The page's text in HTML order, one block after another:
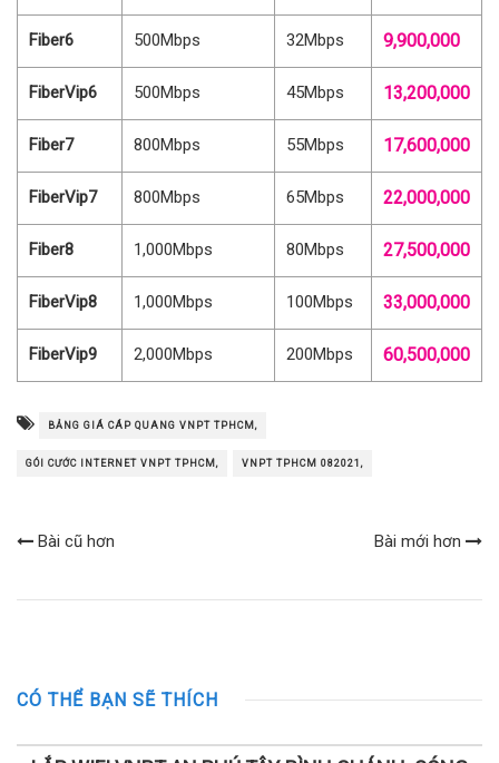
Fiber6 500Mbps 32Mbps 9,900,000
FiberVip6 500Mbps 45Mbps 13,200,000
Fiber7 800Mbps 55Mbps 17,600,000
FiberVip7 800Mbps 65Mbps 22,000,000
Fiber8 1,000Mbps 80Mbps 27,500,000
FiberVip8 1,000Mbps 100Mbps 33,000,000
FiberVip9 2,000Mbps 200Mbps 60,500,000
BẢNG GIÁ CÁP QUANG VNPT TPHCM,
GÓI CƯỚC INTERNET VNPT TPHCM, VNPT TPHCM 082021,
Bài cũ hơn Bài mới hơn
CÓ THỂ BẠN SẼ THÍCH